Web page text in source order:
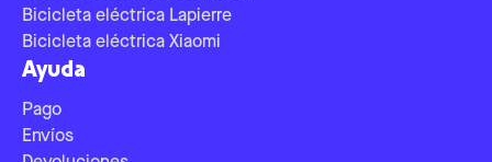
Bicicleta eléctrica Lapierre
Bicicleta eléctrica Xiaomi
Ayuda
Pago
Envíos